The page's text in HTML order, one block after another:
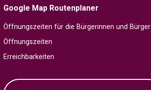
Google Map Routenplaner
Öffnungszeiten für die Bürgerinnen und Bürger
Öffnungszeiten
Erreichbarkeiten